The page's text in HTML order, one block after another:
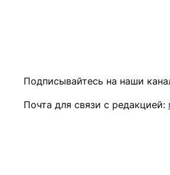
Подписывайтесь на наши
Почта для связи с редакцией: